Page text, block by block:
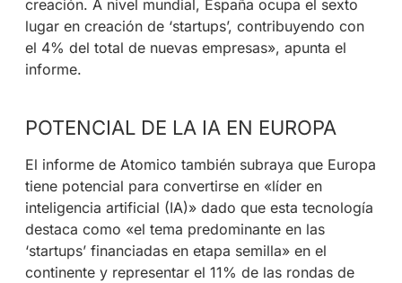
creación. A nivel mundial, España ocupa el sexto
lugar en creación de ‘startups’, contribuyendo con
el 4% del total de nuevas empresas», apunta el
informe.
POTENCIAL DE LA IA EN EUROPA
El informe de Atomico también subraya que Europa
tiene potencial para convertirse en «líder en
inteligencia artificial (IA)» dado que esta tecnología
destaca como «el tema predominante en las
‘startups’ financiadas en etapa semilla» en el
continente y representar el 11% de las rondas de